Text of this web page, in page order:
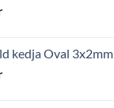
kedja Oval 3x2mm